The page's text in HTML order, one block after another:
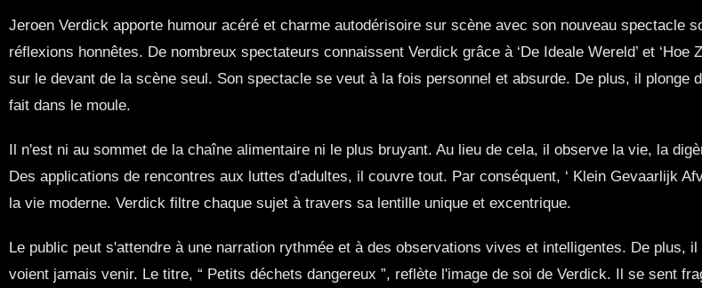
Jeroen Verdick apporte humour acéré et charme autodérisoire sur scène avec son nouveau spectacle
réflexions honnêtes. De nombreux spectateurs connaissent Verdick grâce à ‘De Ideale Wereld’ et
sur le devant de la scène seul. Son spectacle se veut à la fois personnel et absurde. De plus, il plonge
fait dans le moule.
Il n'est ni au sommet de la chaîne alimentaire ni le plus bruyant. Au lieu de cela, il observe la vie, la
Des applications de rencontres aux luttes d'adultes, il couvre tout. Par conséquent, ‘ Klein Gevaarlijk
la vie moderne. Verdick filtre chaque sujet à travers sa lentille unique et excentrique.
Le public peut s'attendre à une narration rythmée et à des observations vives et intelligentes. De plus,
voient jamais venir. Le titre, “ Petits déchets dangereux ”, reflète l'image de soi de Verdick. Il se sent